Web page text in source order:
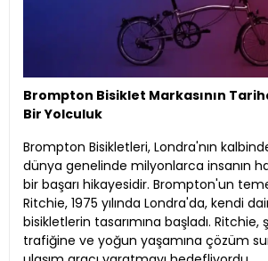
Brompton Bisiklet Markasının
Bir Yolculuk
Brompton Bisikletleri, Londra'nın
dünya genelinde milyonlarca insanın
bir başarı hikayesidir. Brompton'un
Ritchie, 1975 yılında Londra'da, kendi
bisikletlerin tasarımına başladı. Ritchie,
trafiğine ve yoğun yaşamına çözüm